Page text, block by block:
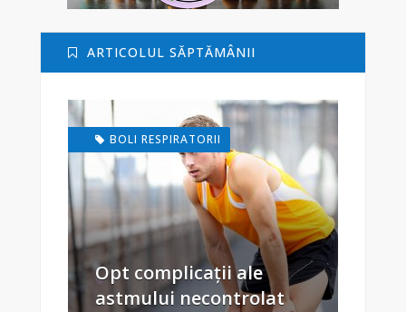
ARTICOLUL SĂPTĂMÂNII
BOLI RESPIRATORII
Opt complicații ale
astmului necontrolat